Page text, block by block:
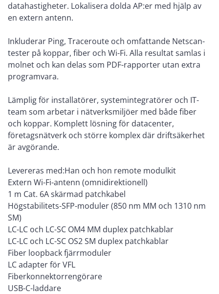
datahastigheter. Lokalisera dolda AP:er med hjälp av
en extern antenn.
Inkluderar Ping, Traceroute och omfattande Netscan-
tester på koppar, fiber och Wi-Fi. Alla resultat samlas i
molnet och kan delas som PDF-rapporter utan extra
programvara.
Lämplig för installatörer, systemintegratörer och IT-
team som arbetar i nätverksmiljöer med både fiber
och koppar. Komplett lösning för datacenter,
företagsnätverk och större komplex där driftsäkerhet
är avgörande.
Levereras med:Han och hon remote modulkit
Extern Wi-Fi-antenn (omnidirektionell)
1 m Cat. 6A skärmad patchkabel
Högstabilitets-SFP-moduler (850 nm MM och 1310 nm
SM)
LC-LC och LC-SC OM4 MM duplex patchkablar
LC-LC och LC-SC OS2 SM duplex patchkablar
Fiber loopback fjärrmoduler
LC adapter för VFL
Fiberkonnektorrengörare
USB-C-laddare